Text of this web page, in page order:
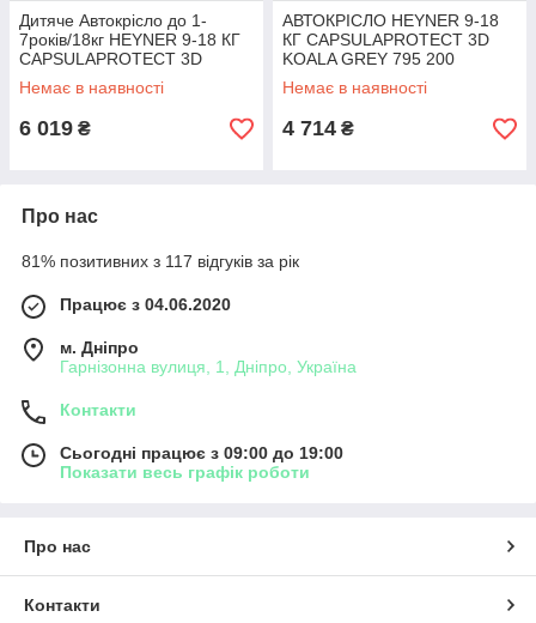
Дитяче Автокрісло до 1-
7років/18кг HEYNER 9-18 КГ
CAPSULAPROTECT 3D
PANTERA BLACK 795 100
Немає в наявності
6 019 ₴
АВТОКРІСЛО HEYNER 9-18
КГ CAPSULAPROTECT 3D
KOALA GREY 795 200
Немає в наявності
4 714 ₴
Про нас
81% позитивних з 117 відгуків за рік
Працює з 04.06.2020
м. Дніпро
Гарнізонна вулиця, 1, Дніпро, Україна
Контакти
Сьогодні працює з 09:00 до 19:00
Показати весь графік роботи
Про нас
Контакти